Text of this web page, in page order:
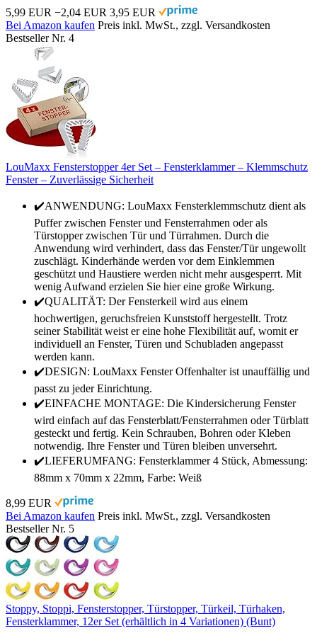
5,99 EUR −2,04 EUR 3,95 EUR
Bei Amazon kaufen Preis inkl. MwSt., zzgl. Versandkosten
Bestseller Nr. 4
LouMaxx Fensterstopper 4er Set – Fensterklammer – Klemmschutz
Fenster – Zuverlässige Sicherheit
✔️ANWENDUNG: LouMaxx Fensterklemmschutz dient als
Puffer zwischen Fenster und Fensterrahmen oder als
Türstopper zwischen Tür und Türrahmen. Durch die
Anwendung wird verhindert, dass das Fenster/Tür ungewollt
zuschlägt. Kinderhände werden vor dem Einklemmen
geschützt und Haustiere werden nicht mehr ausgesperrt. Mit
wenig Aufwand erzielen Sie hier eine große Wirkung.
✔️QUALITÄT: Der Fensterkeil wird aus einem
hochwertigen, geruchsfreien Kunststoff hergestellt. Trotz
seiner Stabilität weist er eine hohe Flexibilität auf, womit er
individuell an Fenster, Türen und Schubladen angepasst
werden kann.
✔️DESIGN: LouMaxx Fenster Offenhalter ist unauffällig und
passt zu jeder Einrichtung.
✔️EINFACHE MONTAGE: Die Kindersicherung Fenster
wird einfach auf das Fensterblatt/Fensterrahmen oder Türblatt
gesteckt und fertig. Kein Schrauben, Bohren oder Kleben
notwendig. Ihre Fenster und Türen bleiben unversehrt.
✔️LIEFERUMFANG: Fensterklammer 4 Stück, Abmessung:
88mm x 70mm x 22mm, Farbe: Weiß
8,99 EUR
Bei Amazon kaufen Preis inkl. MwSt., zzgl. Versandkosten
Bestseller Nr. 5
Stoppy, Stoppi, Fensterstopper, Türstopper, Türkeil, Türhaken,
Fensterklammer, 12er Set (erhältlich in 4 Variationen) (Bunt)